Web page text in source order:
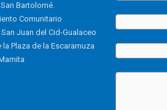
Bartolomé.
Comunitario
Juan del Cid-Gualaceo
Plaza de la Escaramuza